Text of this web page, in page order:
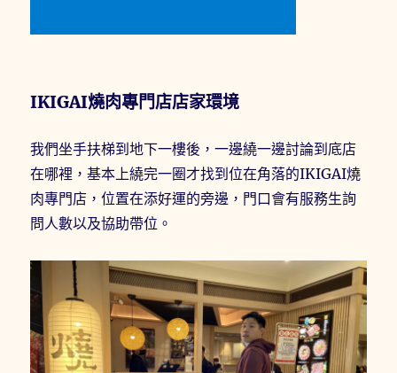
IKIGAI燒肉專門店店家環境
我們坐手扶梯到地下一樓後，一邊繞一邊討論到底店
在哪裡，基本上繞完一圈才找到位在角落的IKIGAI燒
肉專門店，位置在添好運的旁邊，門口會有服務生詢
問人數以及協助帶位。